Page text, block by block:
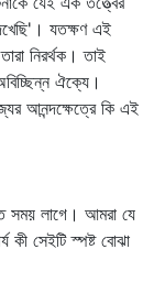
যতক্ষণ এই
নিরর্থক। তাই
ঐক্যে।
আনন্দক্ষেত্রে কি এই
সময় লাগে। আমরা যে
কী সেইটি স্পষ্ট বোঝা